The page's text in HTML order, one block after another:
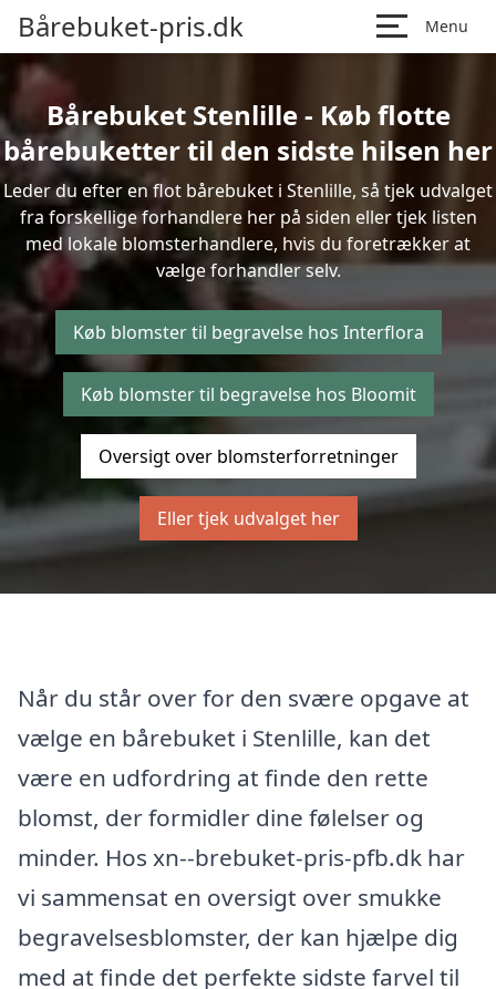
Bårebuket-pris.dk Menu
Bårebuket Stenlille - Køb flotte
bårebuketter til den sidste hilsen her
Leder du efter en flot bårebuket i Stenlille, så tjek udvalget
fra forskellige forhandlere her på siden eller tjek listen
med lokale blomsterhandlere, hvis du foretrækker at
vælge forhandler selv.
Køb blomster til begravelse hos Interflora
Køb blomster til begravelse hos Bloomit
Oversigt over blomsterforretninger
Eller tjek udvalget her
Når du står over for den svære opgave at
vælge en bårebuket i Stenlille, kan det
være en udfordring at finde den rette
blomst, der formidler dine følelser og
minder. Hos xn--brebuket-pris-pfb.dk har
vi sammensat en oversigt over smukke
begravelsesblomster, der kan hjælpe dig
med at finde det perfekte sidste farvel til